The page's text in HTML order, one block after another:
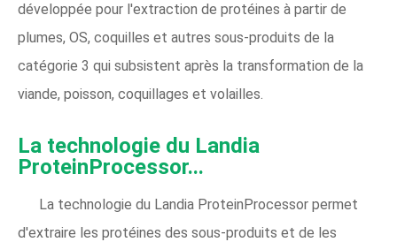
développée pour l'extraction de protéines à partir de
plumes, OS, coquilles et autres sous-produits de la
catégorie 3 qui subsistent après la transformation de la
viande, poisson, coquillages et volailles.
La technologie du Landia
ProteinProcessor...
La technologie du Landia ProteinProcessor permet
d'extraire les protéines des sous-produits et de les